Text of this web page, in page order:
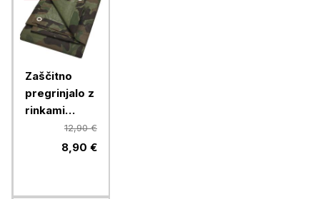
Zaščitno
pregrinjalo z
rinkami
Camouflage,
3 x 4 m
12,90 €
8,90 €